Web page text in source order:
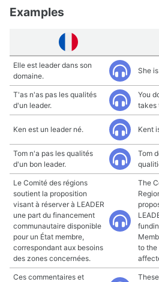
Examples
Elle est leader dans son
domaine.
She
T'as n'as pas les qualités
d'un leader.
You
takes
Ken est un leader né. Kent
Tom n'a pas les qualités
d'un bon leader.
Tom
Le Comité des régions
soutient la proposition
visant à réserver à LEADER
une part du financement
communautaire disponible
pour un État membre,
correspondant aux besoins
des zones concernées.
The
to the
Ces commentaires et